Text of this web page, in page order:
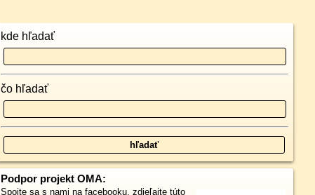
kde hľadať
čo hľadať
Podpor projekt OMA:
Spojte sa s nami na facebooku, zdieľajte túto